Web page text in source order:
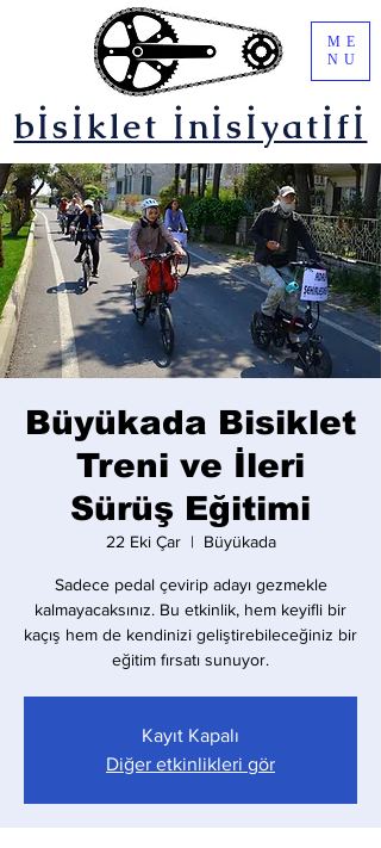
bİsİklet İnİsİyatİfİ
ME
NU
Büyükada Bisiklet
Treni ve İleri
Sürüş Eğitimi
22 Eki Çar
  |
Büyükada
Sadece pedal çevirip adayı gezmekle
kalmayacaksınız. Bu etkinlik, hem keyifli bir
kaçış hem de kendinizi geliştirebileceğiniz bir
eğitim fırsatı sunuyor.
Kayıt Kapalı
Diğer etkinlikleri gör